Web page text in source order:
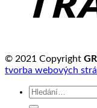
© 2021 Copyright
tvorba webových
Hledat: